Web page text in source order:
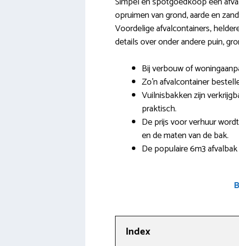
opruimen van grond, aarde en
Voordelige afvalcontainers,
details over onder andere puin,
Bij verbouw of
Zo’n afvalcontainer
Vuilnisbakken zijn
praktisch.
De prijs voor verhuur
en de maten van de bak.
De populaire 6m3
Index